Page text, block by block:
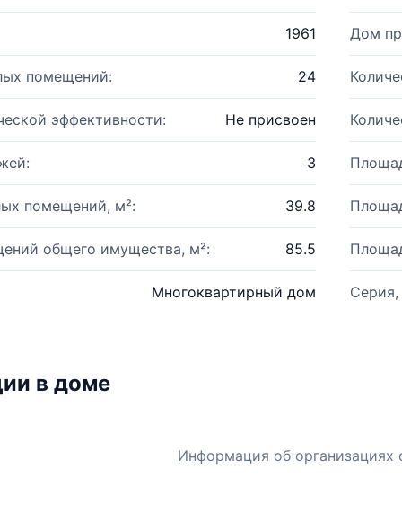
1961 Дом
помещений: 24
эффективности: Не присвоен
3
помещений, м²: 39.8
общего имущества, м²: 85.5
Многоквартирный дом Серия,
в доме
Информация об организациях